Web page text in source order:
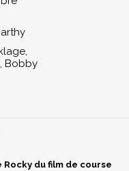
Bobby
Rocky du film de course